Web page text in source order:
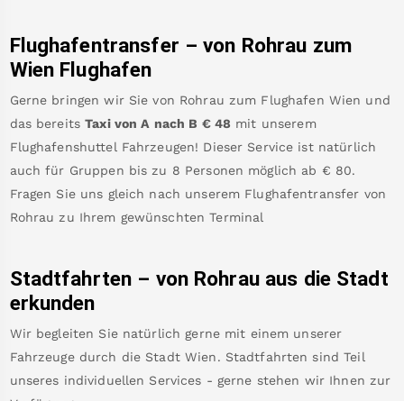
Flughafentransfer – von Rohrau zum
Wien Flughafen
Gerne bringen wir Sie von Rohrau zum Flughafen Wien und
das bereits Taxi von A nach B € 48 mit unserem
Flughafenshuttel Fahrzeugen! Dieser Service ist natürlich
auch für Gruppen bis zu 8 Personen möglich ab € 80.
Fragen Sie uns gleich nach unserem Flughafentransfer von
Rohrau zu Ihrem gewünschten Terminal
Stadtfahrten – von Rohrau aus die Stadt
erkunden
Wir begleiten Sie natürlich gerne mit einem unserer
Fahrzeuge durch die Stadt Wien. Stadtfahrten sind Teil
unseres individuellen Services - gerne stehen wir Ihnen zur